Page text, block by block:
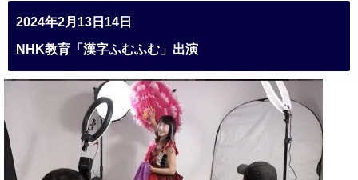
2024年2月13日14日
NHK教育「漢字ふむふむ」出演